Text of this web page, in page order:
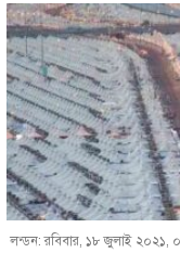
লন্ডন: রবিবার, ১৮ জুলাই ২০২১,